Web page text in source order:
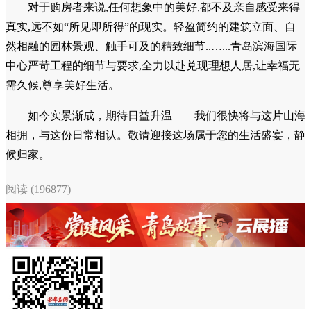
对于购房者来说,任何想象中的美好,都不及亲自感受来得
真实,远不如“所见即所得”的现实。轻盈简约的建筑立面、自
然相融的园林景观、触手可及的精致细节..…...青岛滨海国际
中心严苛工程的细节与要求,全力以赴兑现理想人居,让幸福无
需久候,尊享美好生活。
如今实景渐成，期待日益升温——我们很快将与这片山海
相拥，与这份日常相认。敬请迎接这场属于您的生活盛宴，静
候归家。
阅读 (196877)